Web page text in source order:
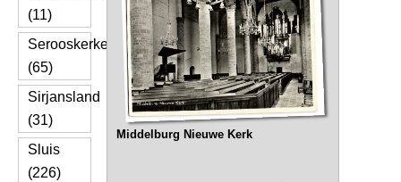
(11)
Serooskerke
(65)
Sirjansland
(31)
Sluis
(226)
Middelburg Nieuwe Kerk